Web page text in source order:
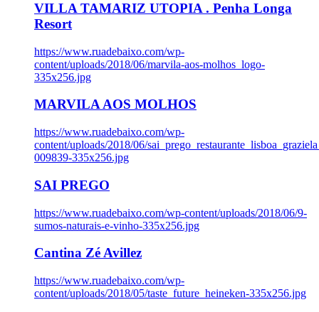
VILLA TAMARIZ UTOPIA . Penha Longa
Resort
https://www.ruadebaixo.com/wp-
content/uploads/2018/06/marvila-aos-molhos_logo-
335x256.jpg
MARVILA AOS MOLHOS
https://www.ruadebaixo.com/wp-
content/uploads/2018/06/
009839-335x256.jpg
SAI PREGO
https://www.ruadebaixo.com/wp-content/uploads/2018/06/9-
sumos-naturais-e-vinho-335x256.jpg
Cantina Zé Avillez
https://www.ruadebaixo.com/wp-
content/uploads/2018/05/taste_future_heineken-335x256.jpg